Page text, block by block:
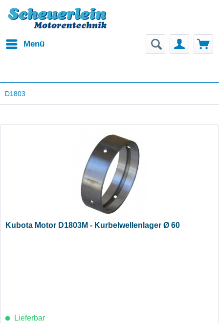
Menü
D1803
Kubota Motor D1803M - Kurbelwellenlager Ø 60
Lieferbar